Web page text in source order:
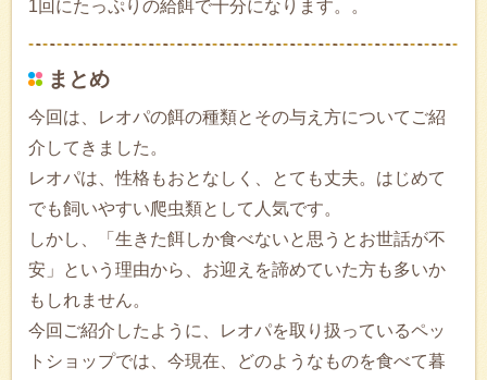
1回にたっぷりの給餌で十分になります。。
まとめ
今回は、レオパの餌の種類とその与え方についてご紹
介してきました。
レオパは、性格もおとなしく、とても丈夫。はじめて
でも飼いやすい爬虫類として人気です。
しかし、「生きた餌しか食べないと思うとお世話が不
安」という理由から、お迎えを諦めていた方も多いか
もしれません。
今回ご紹介したように、レオパを取り扱っているペッ
トショップでは、今現在、どのようなものを食べて暮